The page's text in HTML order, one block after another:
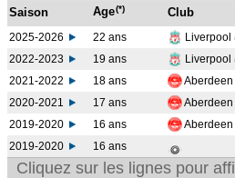
Saison Age(*) Club
2025-2026 22 ans Liverpool
2022-2023
19 ans Liverpool
2021-2022
18 ans Aberdeen
2020-2021
17 ans Aberdeen
2019-2020
16 ans Aberdeen
2019-2020
16 ans
Cliquez sur les lignes pour